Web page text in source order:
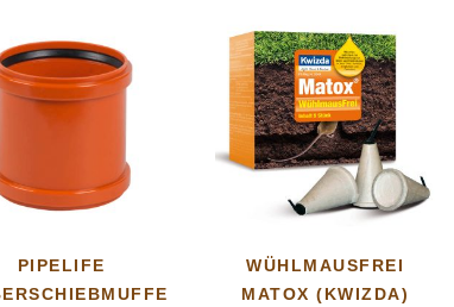
PIPELIFE
WÜHLMAUSFREI
MATOX (KWIZDA)